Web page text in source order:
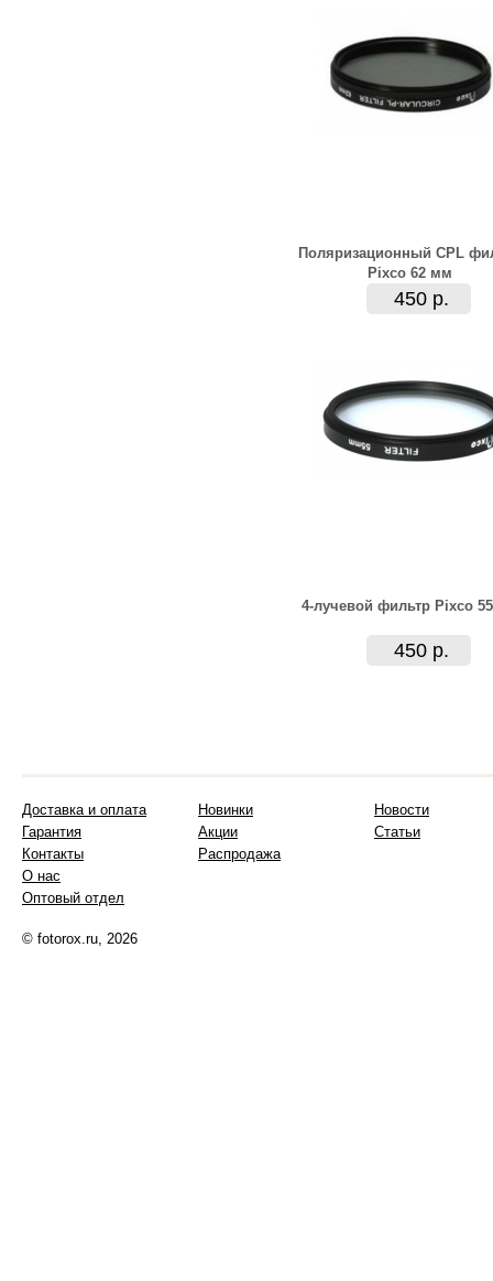
Поляризационный CPL
Pixco 62 мм
450 р.
4-лучевой фильтр Pixco
450 р.
Доставка и оплата
Гарантия
Контакты
О нас
Оптовый отдел
Новинки
Акции
Распродажа
Новости
Статьи
© fotorox.ru, 2026